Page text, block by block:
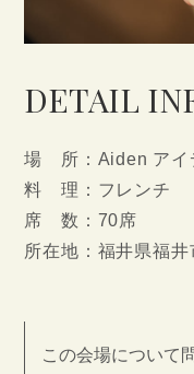
DETAIL
場 所：Aiden アイ
料 理：フレンチ
席 数：70席
所在地：福井県福井
この会場について